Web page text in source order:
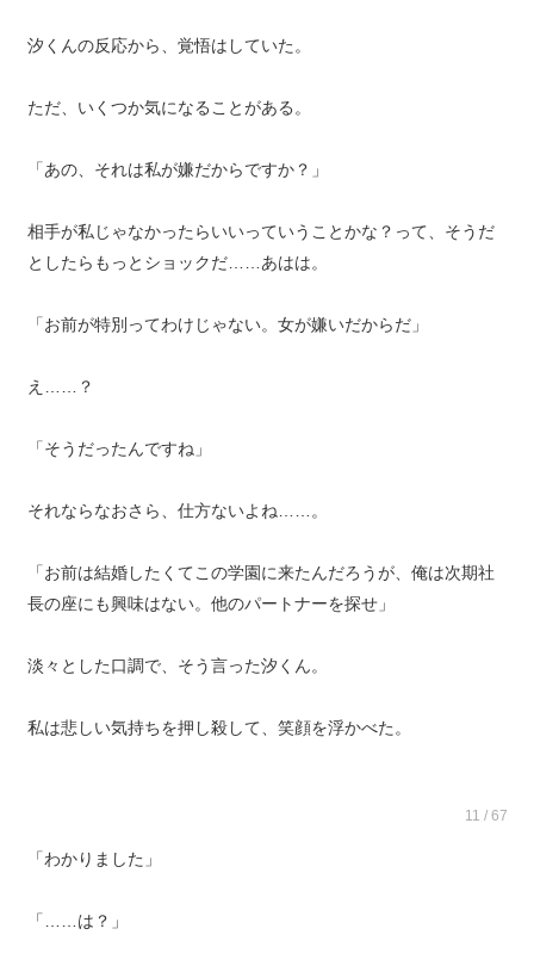
汐くんの反応から、覚悟はしていた。
ただ、いくつか気になることがある。
「あの、それは私が嫌だからですか？」
相手が私じゃなかったらいいっていうことかな？って、そうだ
としたらもっとショックだ……あはは。
「お前が特別ってわけじゃない。女が嫌いだからだ」
え……？
「そうだったんですね」
それならなおさら、仕方ないよね……。
「お前は結婚したくてこの学園に来たんだろうが、俺は次期社
長の座にも興味はない。他のパートナーを探せ」
淡々とした口調で、そう言った汐くん。
私は悲しい気持ちを押し殺して、笑顔を浮かべた。
11 / 67
「わかりました」
「……は？」